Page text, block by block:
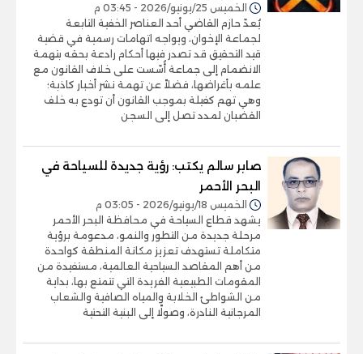
الخميس 25/يونيو/2026 - 03:45 م
يُعدّ حازم القاضي أحد العناصر الخفية التابعة
لجماعة الإخوان، ويواجه اتهامات رسمية في قضية
قيد التحقيق قد تصدر فيها أحكام رادعة بحقه بتهمة
الانضمام إلى جماعة أُسّست على خلاف القانون مع
علمه بأغراضها، فضلاً عن تهمة نشر أخبار كاذبة؛
وهي تهم كفيلة بموجب القانون أن تودع به خلف
القضبان لمدد تصل إلى السجن
صابر سالم يكتب: رؤية جديدة للسياحة في
البحر الأحمر
الخميس 18/يونيو/2026 - 03:05 م
يشهد قطاع السياحة في محافظة البحر الأحمر
مرحلة جديدة من التطور والنمو، مدعومة برؤية
متكاملة تستهدف تعزيز مكانة المنطقة كواحدة
من أهم المقاصد السياحية العالمية، مستفيدة من
المقومات الطبيعية الفريدة التي تتمتع بها، بداية
من الشواطئ الخلابة والمياه الصافية والشعاب
المرجانية النادرة، وصولًا إلى البنية التحتية